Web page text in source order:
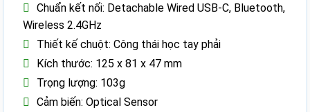
Chuẩn kết nối: Detachable Wired USB-C, Bluetooth,
Wireless 2.4GHz
Thiết kế chuột: Công thái học tay phải
Kích thước: 125 x 81 x 47 mm
Trọng lượng: 103g
Cảm biến: Optical Sensor